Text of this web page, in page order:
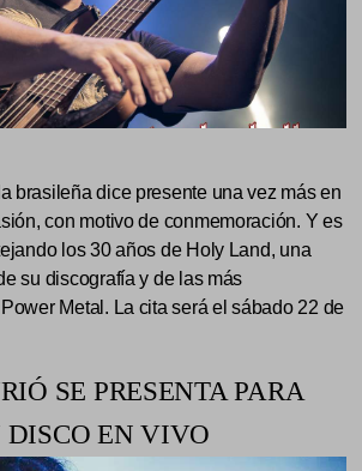
brasileña dice presente una vez más en
con motivo de conmemoración. Y es
los 30 años de Holy Land, una
su discografía y de las más
Metal. La cita será el sábado 22 de
SE PRESENTA PARA
EN VIVO